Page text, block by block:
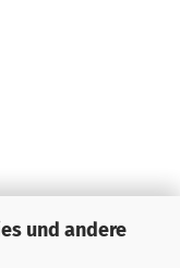
und andere